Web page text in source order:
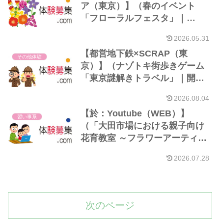
ア（東京）】（春のイベント
「フローラルフェスタ」｜
2026.05.31
その他体験
【都営地下鉄×SCRAP（東
京）】（ナゾトキ街歩きゲーム
「東京謎解きトラベル」｜開催
2026.08.04
習い事系
【於：Youtube（WEB）】
（「大田市場における親子向け
花育教室 ～フラワーアーティス
よるフラワーアレンジメント教
2026.07.28
次のページ